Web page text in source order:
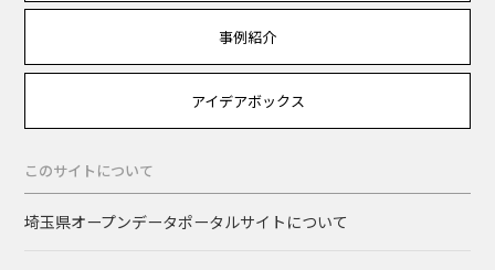
事例紹介
アイデアボックス
このサイトについて
埼玉県オープンデータポータルサイトについて